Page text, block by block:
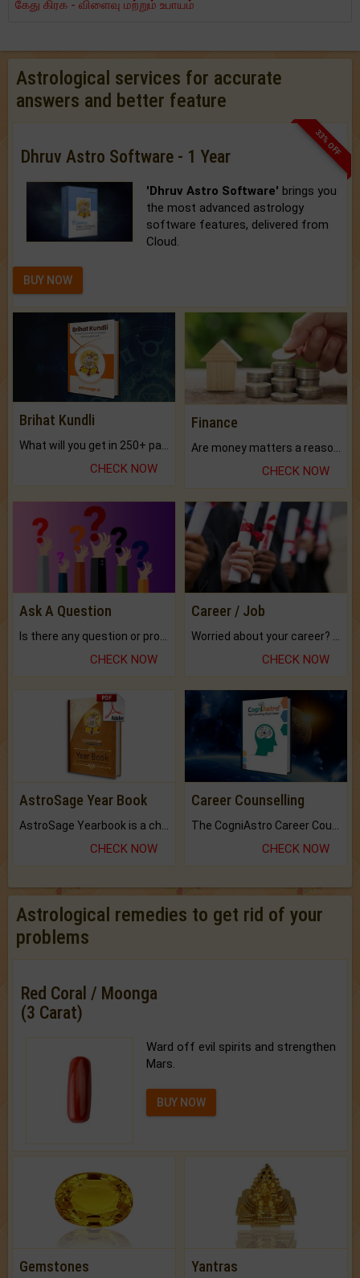
கேது கிரக - விளைவு மற்றும் உபாயம்
Astrological services for accurate
answers and better feature
33% OFF
Dhruv Astro Software - 1 Year
'Dhruv Astro Software' brings you
the most advanced astrology
software features, delivered from
Cloud.
BUY NOW
Brihat Kundli
CHECK NOW
Finance
CHECK NOW
Ask A Question
CHECK NOW
Career / Job
CHECK NOW
AstroSage Year Book
CHECK NOW
Career Counselling
CHECK NOW
Astrological remedies to get rid of your
problems
Red Coral / Moonga
(3 Carat)
Ward off evil spirits and strengthen
Mars.
BUY NOW
Gemstones Yantras